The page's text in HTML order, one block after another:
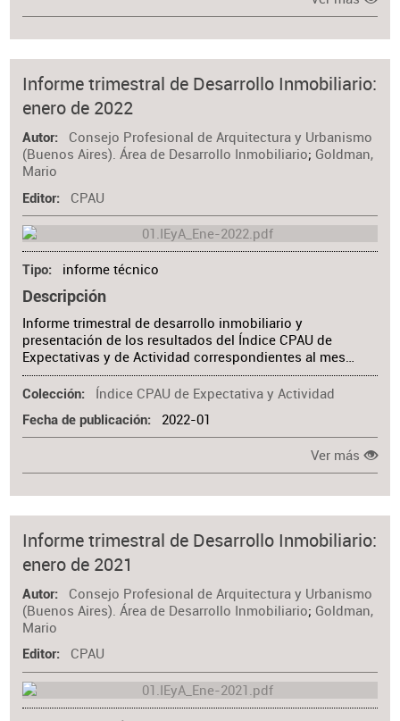
Informe trimestral de Desarrollo Inmobiliario:
enero de 2022
Autor
Consejo Profesional de Arquitectura y Urbanismo
(Buenos Aires). Área de Desarrollo Inmobiliario; Goldman,
Mario
Editor CPAU
Tipo informe técnico
Descripción
Informe trimestral de desarrollo inmobiliario y
presentación de los resultados del Índice CPAU de
Expectativas y de Actividad correspondientes al mes…
Colección Índice CPAU de Expectativa y Actividad
Fecha de publicación 2022-01
Ver más
Informe trimestral de Desarrollo Inmobiliario:
enero de 2021
Autor
Consejo Profesional de Arquitectura y Urbanismo
(Buenos Aires). Área de Desarrollo Inmobiliario; Goldman,
Mario
Editor CPAU